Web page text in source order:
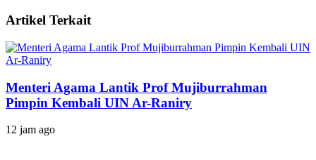
Artikel Terkait
Menteri Agama Lantik Prof Mujiburrahman
Pimpin Kembali UIN Ar-Raniry
12 jam ago